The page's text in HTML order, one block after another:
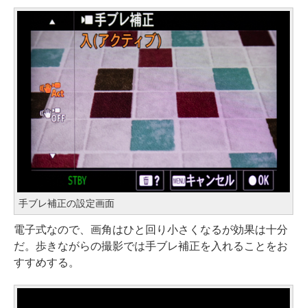
手ブレ補正の設定画面
電子式なので、画角はひと回り小さくなるが効果は十分
だ。歩きながらの撮影では手ブレ補正を入れることをお
すすめする。